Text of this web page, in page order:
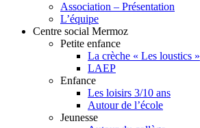
Association – Présentation
L’équipe
Centre social Mermoz
Petite enfance
La crèche « Les loustics »
LAEP
Enfance
Les loisirs 3/10 ans
Autour de l’école
Jeunesse